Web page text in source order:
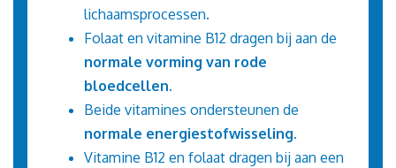
lichaamsprocessen.
Folaat en vitamine B12 dragen bij aan de
normale vorming van rode
bloedcellen.
Beide vitamines ondersteunen de
normale energiestofwisseling.
Vitamine B12 en folaat dragen bij aan een